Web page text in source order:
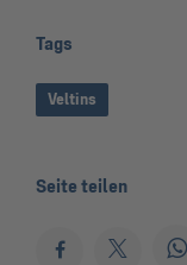
Tags
Veltins
Seite teilen